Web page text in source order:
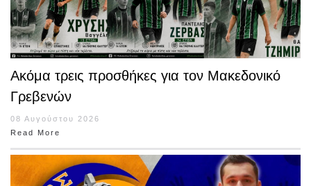
Ακόμα τρεις προσθήκες για τον Μακεδονικό
Γρεβενών
08 Αυγούστου 2026
Read More